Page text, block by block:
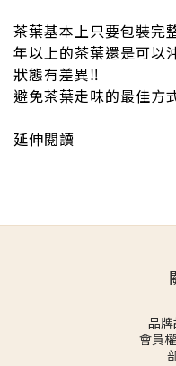
茶葉基本上只要包裝完
年以上的茶葉還是可以
狀態有差異‼️
避免茶葉走味的最佳方
延伸閱讀
品
會員